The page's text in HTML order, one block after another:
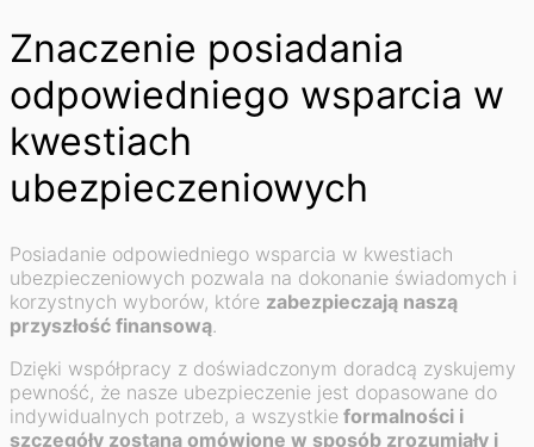
Znaczenie posiadania
odpowiedniego wsparcia w
kwestiach
ubezpieczeniowych
Posiadanie odpowiedniego wsparcia w kwestiach
ubezpieczeniowych pozwala na dokonanie świadomych i
korzystnych wyborów, które zabezpieczają naszą
przyszłość finansową.
Dzięki współpracy z doświadczonym doradcą zyskujemy
pewność, że nasze ubezpieczenie jest dopasowane do
indywidualnych potrzeb, a wszystkie formalności i
szczegóły zostaną omówione w sposób zrozumiały i